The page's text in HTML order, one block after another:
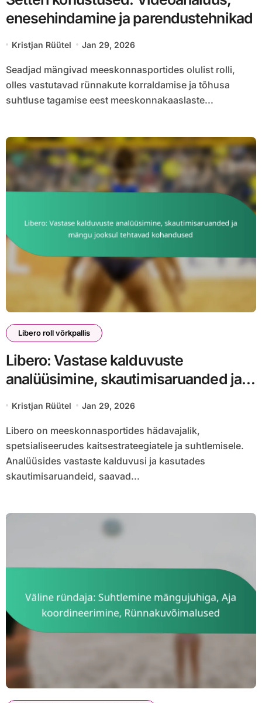
enesehindamine ja parendustehnikad
Kristjan Rüütel Jan 29, 2026
Seadjad mängivad meeskonnasportides olulist rolli,
olles vastutavad rünnakute korraldamise ja tõhusa
suhtluse tagamise eest meeskonnakaaslaste...
Libero roll võrkpallis
Libero: Vastase kalduvuste
analüüsimine, skautimisaruanded ja
Kristjan Rüütel Jan 29, 2026
Libero on meeskonnasportides hädavajalik,
spetsialiseerudes kaitsestrateegiatele ja suhtlemisele.
Analüüsides vastaste kalduvusi ja kasutades
skautimisaruandeid, saavad...